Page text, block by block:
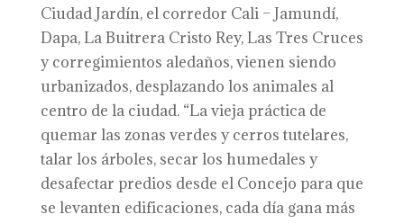
Ciudad Jardín, el corredor Cali – Jamundí,
Dapa, La Buitrera Cristo Rey, Las Tres Cruces
y corregimientos aledaños, vienen siendo
urbanizados, desplazando los animales al
centro de la ciudad. “La vieja práctica de
quemar las zonas verdes y cerros tutelares,
talar los árboles, secar los humedales y
desafectar predios desde el Concejo para que
se levanten edificaciones, cada día gana más